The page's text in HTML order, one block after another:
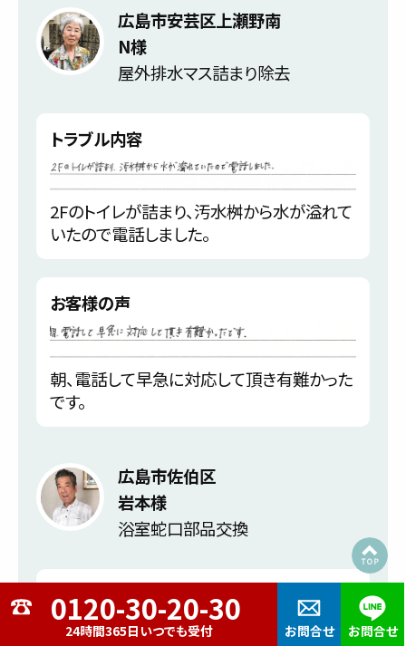
24時間365日いつでも受付 お問合せ お問合せ
広島市安芸区上瀬野南
N様
屋外排水マス詰まり除去
トラブル内容
2Fのトイレが詰まり、汚水桝から水が溢れて
いたので電話しました。
お客様の声
朝、電話して早急に対応して頂き有難かった
です。
広島市佐伯区
岩本様
浴室蛇口部品交換
トラブル内容